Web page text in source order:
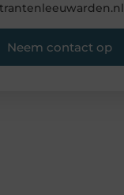
Neem contact op